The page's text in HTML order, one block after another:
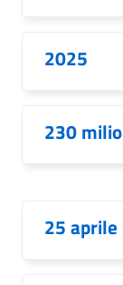
2025
230
25 aprile